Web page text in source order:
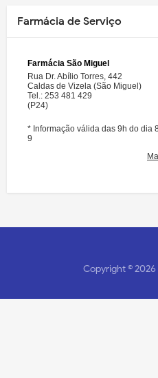
Farmácia de Serviço
Copyright ©2026